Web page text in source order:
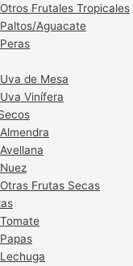
Otros Frutales Tropicales
Paltos/Aguacate
Peras
Uva de Mesa
Uva Vinífera
Almendra
Avellana
Nuez
Otras Frutas Secas
Tomate
Papas
Lechuga